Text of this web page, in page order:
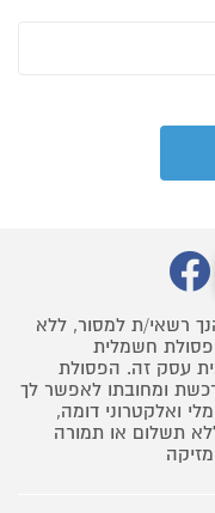
רשאי/ת למסור, ללא
חשמלית
עסק זה. הפסולת
ומחובתו לאפשר לך
ואלקטרוני דומה,
תשלום או תמורה